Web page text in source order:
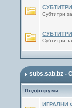
Субтитри
Субтитри
subs.sab.bz
Подфоруми
ИГРАЛНИ